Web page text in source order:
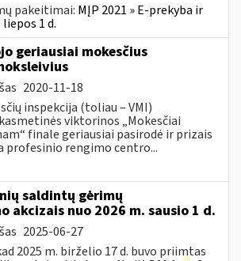
pakeitimai: MĮP 2021 » E-prekyba ir
liepos 1 d.
geriausiai mokesčius
2020-11-18
inspekcija (toliau – VMI)
viktorinos „Mokesčiai
finale geriausiai pasirodė ir prizais
profesinio rengimo centro...
saldintų gėrimų
akcizais nuo 2026 m. sausio 1 d.
2025-06-27
2025 m. birželio 17 d. buvo priimtas